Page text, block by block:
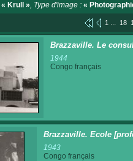
« Krull », Type d'image : «
1 ... 18
Brazzaville. Le
1944
Congo français
Brazzaville. Ecole
1943
Congo français